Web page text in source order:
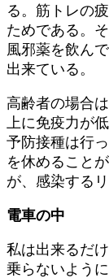
る。筋トレの
ためである。
風邪薬を飲ん
出来ている。
高齢者の場合
上に免疫力が
予防接種は行
を休めること
が、感染する
電車の中
私は出来るだ
乗らないよう